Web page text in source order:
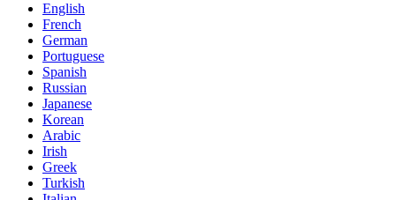
English
French
German
Portuguese
Spanish
Russian
Japanese
Korean
Arabic
Irish
Greek
Turkish